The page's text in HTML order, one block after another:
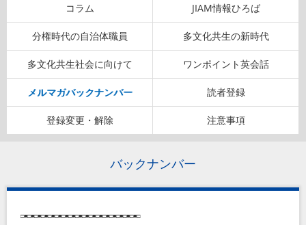
コラム JIAM情報ひろば
分権時代の自治体職員 多文化共生の新時代
多文化共生社会に向けて ワンポイント英会話
メルマガバックナンバー 読者登録
登録変更・解除 注意事項
バックナンバー
□■□■□■□■□■□■□■□■□■□■□■□■□■□■□■□■□■□